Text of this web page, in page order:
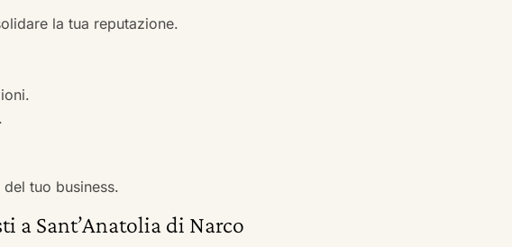
la tua reputazione.
tuo business.
a Sant’Anatolia di Narco